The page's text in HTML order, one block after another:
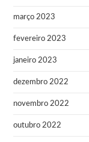
março 2023
fevereiro 2023
janeiro 2023
dezembro 2022
novembro 2022
outubro 2022